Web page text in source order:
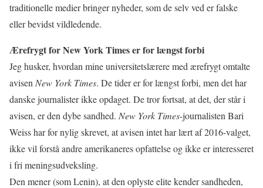
traditionelle medier bringer nyheder, som de selv ved er falske
eller bevidst vildledende.
Ærefrygt for New York Times er for længst forbi
Jeg husker, hvordan mine universitetslærere med ærefrygt omtalte
avisen New York Times. De tider er for længst forbi, men det har
danske journalister ikke opdaget. De tror fortsat, at det, der står i
avisen, er den dybe sandhed. New York Times-journalisten Bari
Weiss har for nylig skrevet, at avisen intet har lært af 2016-valget,
ikke vil forstå andre amerikaneres opfattelse og ikke er interesseret
i fri meningsudveksling.
Den mener (som Lenin), at den oplyste elite kender sandheden,